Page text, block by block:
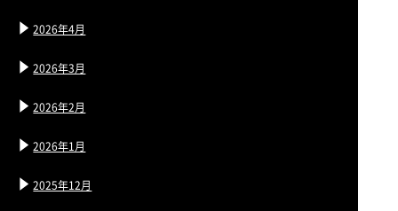
2026年4月
2026年3月
2026年2月
2026年1月
2025年12月